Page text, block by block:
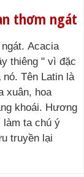
thơm ngát
Acacia
thiêng " vì đặc
Tên Latin là
xuân, hoa
khoái. Hương
làm ta chú ý
truyền lại